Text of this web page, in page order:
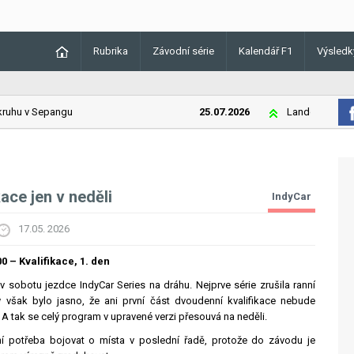
Rubrika Závodní série Kalendář F1
v Sepangu 25.07.2026 Lando Norris v
jen v neděli IndyCar
17.05. 2026
– Kvalifikace, 1. den
sobotu jezdce IndyCar Series na dráhu. Nejprve série zrušila ranní
však bylo jasno, že ani první část dvoudenní kvalifikace nebude
tak se celý program v upravené verzi přesouvá na neděli.
potřeba bojovat o místa v poslední řadě, protože do závodu je